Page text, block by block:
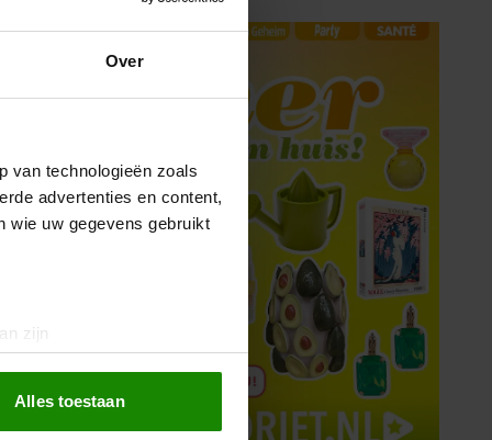
Over
van technologieën zoals
advertenties en content,
wie uw gegevens gebruikt
zijn
Alles toestaan